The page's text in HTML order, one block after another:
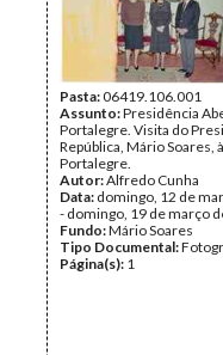
Pasta:06419.106.001
Assunto:Presidência
Portalegre. Visita do
República, Mário Soares,
Portalegre.
Autor:Alfredo Cunha
Data: domingo, 12 de
- domingo, 19 de março
Fundo:Mário Soares
Tipo Documental:
Página(s): 1